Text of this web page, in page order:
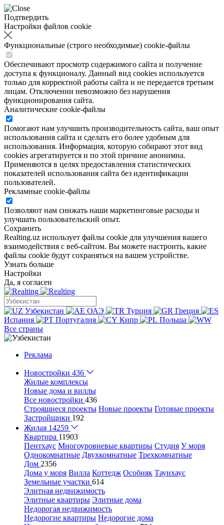
Подтвердить
Настройки файлов cookie
Функциональные (строго необходимые) cookie-файлы
Обеспечивают просмотр содержимого сайта и получение
доступа к функционалу. Данный вид cookies используется
только для корректной работы сайта и не передается третьим
лицам. Отключении невозможно без нарушения
функционирования сайта.
Аналитические cookie-файлы
Помогают нам улучшить производительность сайта, ваш опыт
использования сайта и сделать его более удобным для
использования. Информация, которую собирают этот вид
cookies агрегатируется и по этой причине анонимна.
Применяются в целях предоставления статистических
показателей использования сайта без идентификации
пользователей.
Рекламные cookie-файлы
Позволяют нам снижать наши маркетинговые расходы и
улучшать пользовательский опыт.
Сохранить
Realting.uz использует файлы cookie для улучшения вашего
взаимодействия с веб-сайтом. Вы можете настроить, какие
файлы cookie будут сохраняться на вашем устройстве.
Узнать больше
Настройки
Да, я согласен
Узбекистан ОАЭ Турция
Греция
Испания
Португалия Кипр
Польша
Все страны
Реклама
Новостройки 436
Жилые комплексы
Новые дома и виллы
Все новостройки 436
Строящиеся проекты Новые проекты Готовые проекты
Застройщики 192
Жилая 14259
Квартира 11903
Пентхаус Многоуровневые квартиры Студия У моря
Однокомнатные Двухкомнатные Трехкомнатные
Дом 2356
Дома у моря Вилла Коттедж Особняк Таунхаус
Земельные участки 614
Элитная недвижимость
Элитные квартиры Элитные дома
Недорогая недвижимость
Недорогие квартиры Недорогие дома